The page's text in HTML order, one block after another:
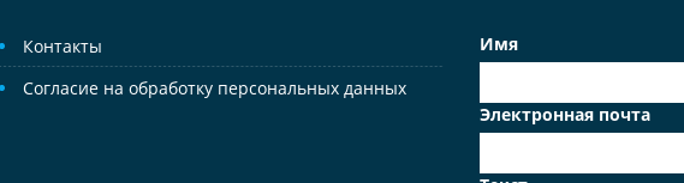
Контакты
Согласие на обработку персональных данных
Имя
Электронная почта